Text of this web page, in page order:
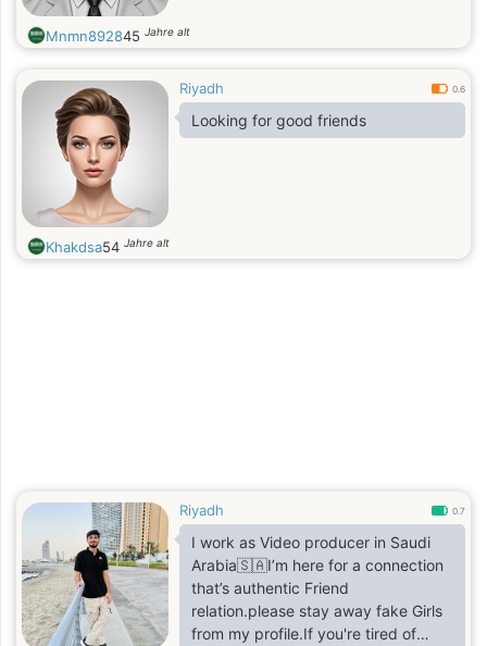
Mnmn892845 Jahre alt
Riyadh 0.6
Looking for good friends
Khakdsa54 Jahre alt
Riyadh 0.7
I work as Video producer in Saudi
Arabia🇸🇦I’m here for a connection
that’s authentic Friend
relation.please stay away fake Girls
from my profile.If you're tired of